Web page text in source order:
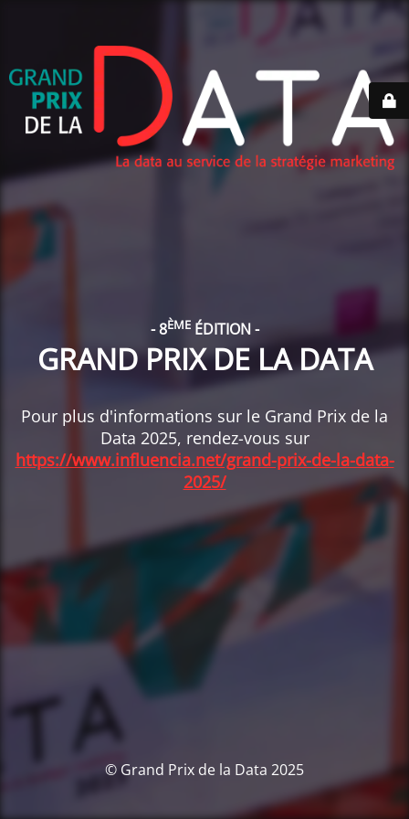
- 8ÈMEÉDITION -
GRAND PRIX DE LA DATA
Pour plus d'informations sur le Grand Prix de la
Data 2025, rendez-vous sur
https://www.influencia.net/grand-prix-de-la-data-
2025/
© Grand Prix de la Data 2025